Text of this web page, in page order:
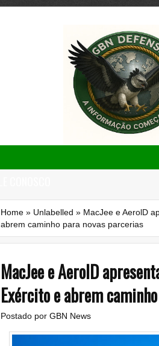
Home » Unlabelled » MacJee e AerolD
abrem caminho para novas parcerias
MacJee e AerolD
Exército e abrem
Postado por GBN News